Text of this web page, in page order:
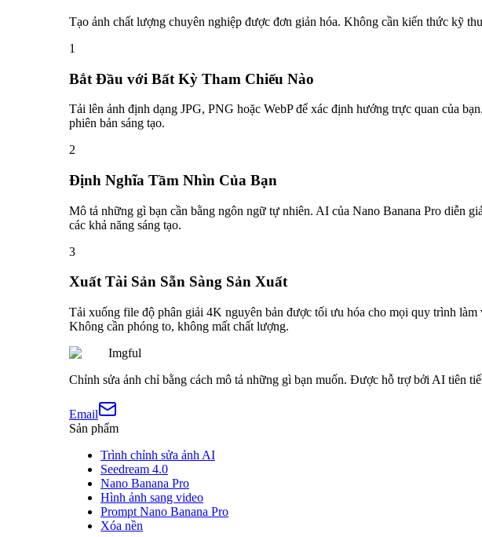
Tạo ảnh chất lượng chuyên nghiệp được đơn giản hóa. Không cần kiến thức kỹ
1
Bắt Đầu với Bất Kỳ Tham Chiếu Nào
Tải lên ảnh định dạng JPG, PNG hoặc WebP để xác định hướng trực quan của
phiên bản sáng tạo.
2
Định Nghĩa Tầm Nhìn Của Bạn
Mô tả những gì bạn cần bằng ngôn ngữ tự nhiên. AI của Nano Banana Pro diễn
các khả năng sáng tạo.
3
Xuất Tài Sản Sẵn Sàng Sản Xuất
Tải xuống file độ phân giải 4K nguyên bản được tối ưu hóa cho mọi quy trình
Không cần phóng to, không mất chất lượng.
Imgful
Chỉnh sửa ảnh chỉ bằng cách mô tả những gì bạn muốn. Được hỗ trợ bởi AI tiên
Email
Sản phẩm
Trình chỉnh sửa ảnh AI
Seedream 4.0
Nano Banana Pro
Hình ảnh sang video
Prompt Nano Banana Pro
Xóa nền